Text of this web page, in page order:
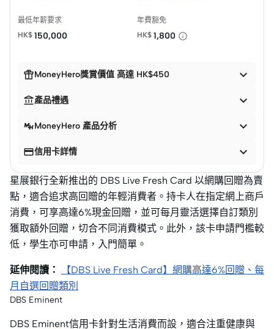
最低年薪要求
HK$ 150,000
年費豁免
HK$ 1,800
MoneyHero獎賞價值 高達 HK$450 
產品禮遇 
MoneyHero 產品分析 
信用卡詳情 
星展銀行全新推出的 DBS Live Fresh Card 以網購回贈為賣
點，適合追求高回贈的年輕消費者。持卡人在指定網上商戶
消費，可享高達6%現金回贈，並可每月靈活選擇自訂類別
獲取額外回贈，切合不同消費模式。此外，該卡申請門檻較
低，學生亦可申請，入門簡單。
延伸閱讀：
【DBS Live Fresh Card】網購高達6%回贈、每
月自選回贈類別
DBS Eminent
DBS Eminent信用卡針對生活消費而設，適合注重健康與